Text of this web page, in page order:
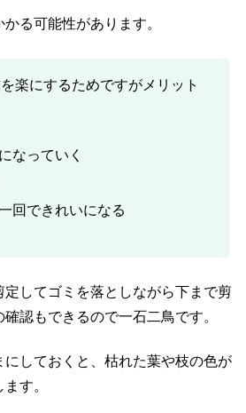
る可能性があります。
楽にするためですがメリット
なっていく
回できれいになる
定してゴミを落としながら下まで剪
認もできるので一石二鳥です。
にしておくと、枯れた葉や枝の色が
す。